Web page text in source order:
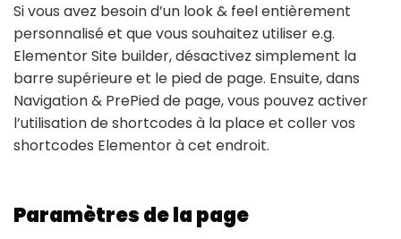
Si vous avez besoin d’un look & feel entièrement
personnalisé et que vous souhaitez utiliser e.g.
Elementor Site builder, désactivez simplement la
barre supérieure et le pied de page. Ensuite, dans
Navigation & PrePied de page, vous pouvez activer
l’utilisation de shortcodes à la place et coller vos
shortcodes Elementor à cet endroit.
Paramètres de la page